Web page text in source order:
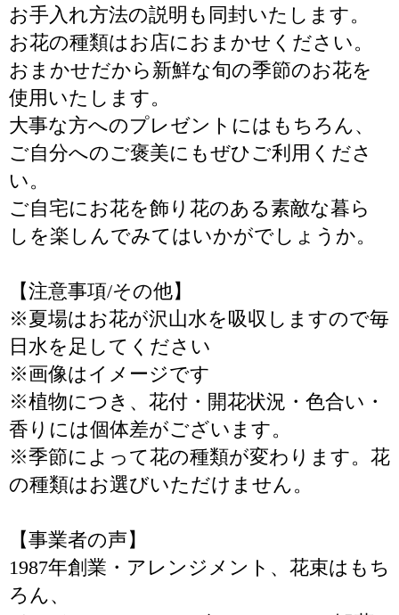
お手入れ方法の説明も同封いたします。
お花の種類はお店におまかせください。
おまかせだから新鮮な旬の季節のお花を
使用いたします。
大事な方へのプレゼントにはもちろん、
ご自分へのご褒美にもぜひご利用くださ
い。
ご自宅にお花を飾り花のある素敵な暮ら
しを楽しんでみてはいかがでしょうか。
【注意事項/その他】
※夏場はお花が沢山水を吸収しますので毎
日水を足してください
※画像はイメージです
※植物につき、花付・開花状況・色合い・
香りには個体差がございます。
※季節によって花の種類が変わります。花
の種類はお選びいただけません。
【事業者の声】
1987年創業・アレンジメント、花束はもち
ろん、